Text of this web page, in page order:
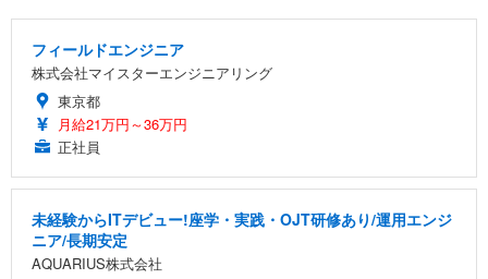
フィールドエンジニア
株式会社マイスターエンジニアリング
東京都
月給21万円～36万円
正社員
未経験からITデビュー!座学・実践・OJT研修あり/運用エンジ
ニア/長期安定
AQUARIUS株式会社